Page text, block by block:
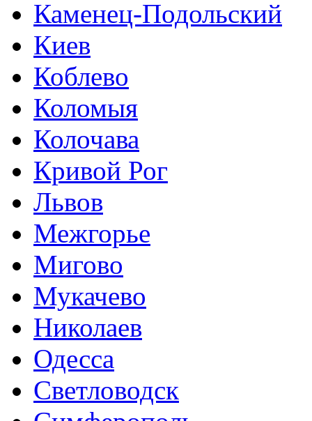
Каменец-Подольский
Киев
Коблево
Коломыя
Колочава
Кривой Рог
Львов
Межгорье
Мигово
Мукачево
Николаев
Одесса
Светловодск